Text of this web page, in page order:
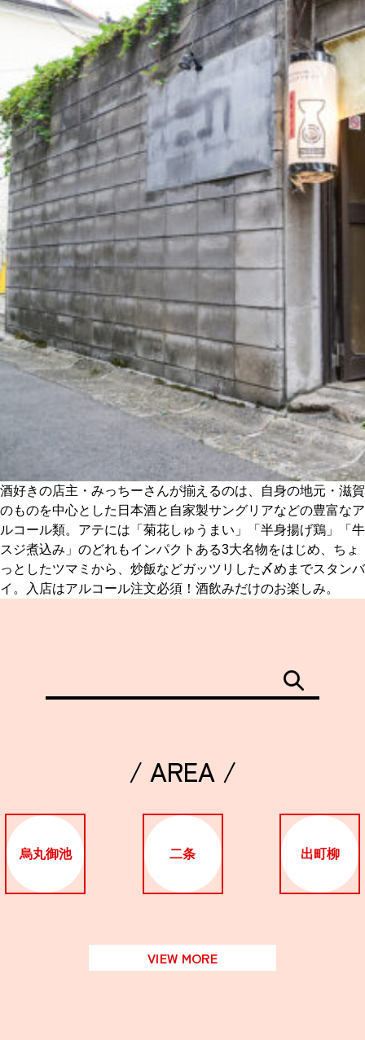
酒好きの店主・みっちーさんが揃えるのは、自身の地元・滋賀
のものを中心とした日本酒と自家製サングリアなどの豊富なア
ルコール類。アテには「菊花しゅうまい」「半身揚げ鶏」「牛
スジ煮込み」のどれもインパクトある3大名物をはじめ、ちょ
っとしたツマミから、炒飯などガッツリした〆めまでスタンバ
イ。入店はアルコール注文必須！酒飲みだけのお楽しみ。
/ AREA /
烏丸御池 二条 出町柳
VIEW MORE